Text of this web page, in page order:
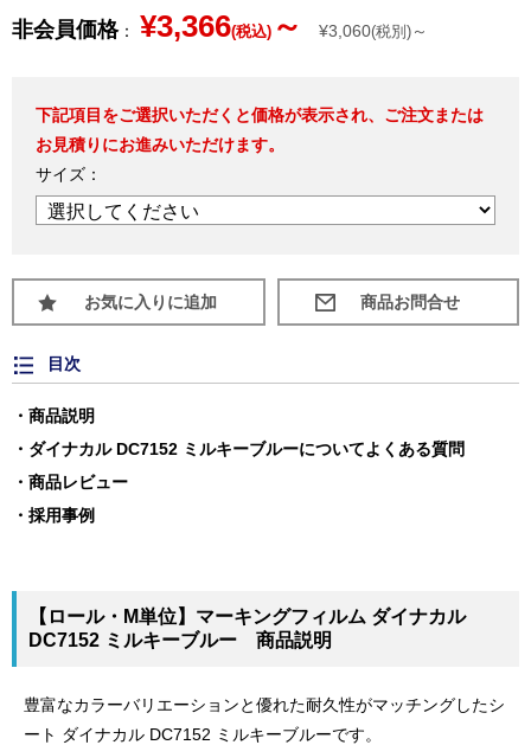
非会員価格： ¥3,366(税込) ～ ¥3,060(税別) ～
下記項目をご選択いただくと価格が表示され、ご注文または
お見積りにお進みいただけます。
サイズ：
お気に入りに追加
目次
商品説明
ダイナカル DC7152 ミルキーブルーについてよくある質問
商品レビュー
採用事例
【ロール・M単位】マーキングフィルム ダイナカル
DC7152 ミルキーブルー 商品説明
豊富なカラーバリエーションと優れた耐久性がマッチングしたシ
ート ダイナカル DC7152 ミルキーブルーです。